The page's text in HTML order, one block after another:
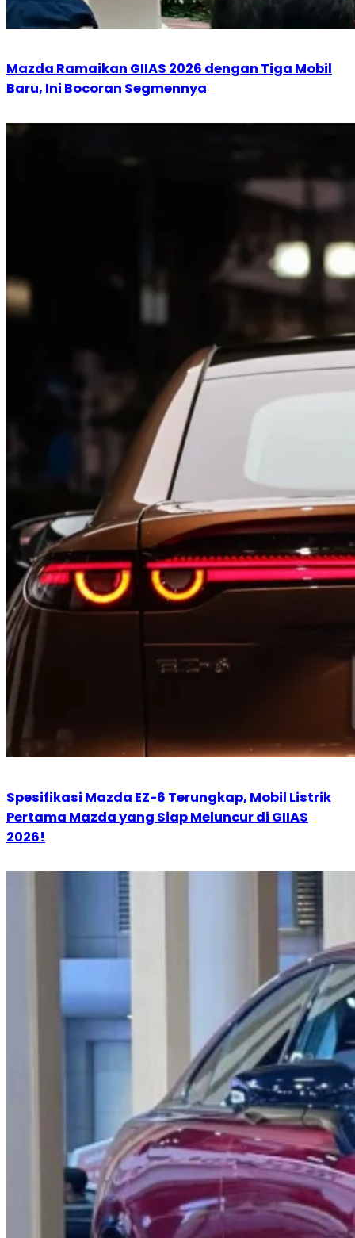
Mazda Ramaikan GIIAS 2026 dengan Tiga Mobil
Baru, Ini Bocoran Segmennya
Spesifikasi Mazda EZ-6 Terungkap, Mobil Listrik
Pertama Mazda yang Siap Meluncur di GIIAS
2026!